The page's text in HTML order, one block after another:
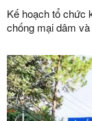
Kế hoạch tổ chức
chống mại dâm